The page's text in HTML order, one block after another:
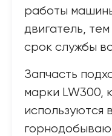
работы
двигатель,
срок службы
Запчасть
марки LW300,
используются